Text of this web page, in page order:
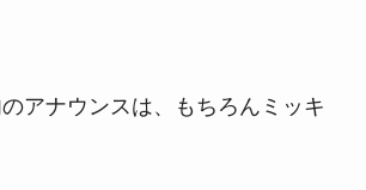
アナウンスは、もちろんミッキ